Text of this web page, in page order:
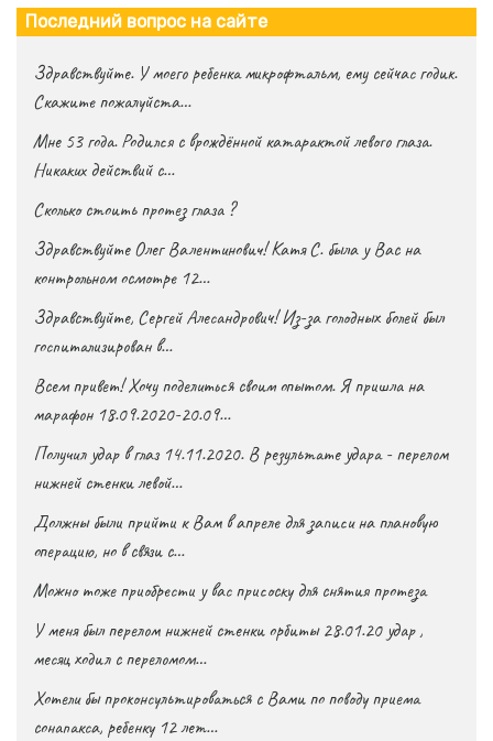
Последний вопрос на сайте
Здравствуйте. У моего ребенка микрофтальм, ему сейчас годик.
Скажите пожалуйста…
Мне 53 года. Родился с врождённой катарактой левого глаза.
Никаких действий с…
Сколько стоить протез глаза ?
Здравствуйте Олег Валентинович! Катя С. была у Вас на
контрольном осмотре 12…
Здравствуйте, Сергей Алесандрович! Из-за голодных болей был
госпитализирован в…
Всем привет! Хочу поделиться своим опытом. Я пришла на
марафон 18.09.2020-20.09…
Получил удар в глаз 14.11.2020. В результате удара - перелом
нижней стенки левой…
Должны были прийти к Вам в апреле для записи на плановую
операцию, но в связи с…
Можно тоже приобрести у вас присоску для снятия протеза
У меня был перелом нижней стенки орбиты 28.01.20 удар ,
месяц ходил с переломом…
Хотели бы проконсультироваться с Вами по поводу приема
сонапакса, ребенку 12 лет…